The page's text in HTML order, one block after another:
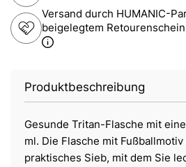
Versand durch HUMANIC-
beigelegtem
Produktbeschreibung
Gesunde Tritan-Flasche mit
ml. Die Flasche mit
praktisches Sieb, mit dem Sie